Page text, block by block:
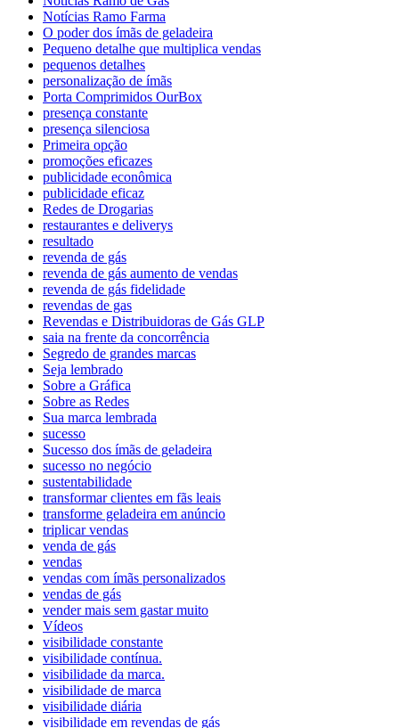
Notícias Ramo Farma
O poder dos ímãs de geladeira
Pequeno detalhe que multiplica vendas
pequenos detalhes
personalização de ímãs
Porta Comprimidos OurBox
presença constante
presença silenciosa
Primeira opção
promoções eficazes
publicidade econômica
publicidade eficaz
Redes de Drogarias
restaurantes e deliverys
resultado
revenda de gás
revenda de gás aumento de vendas
revenda de gás fidelidade
revendas de gas
Revendas e Distribuidoras de Gás GLP
saia na frente da concorrência
Segredo de grandes marcas
Seja lembrado
Sobre a Gráfica
Sobre as Redes
Sua marca lembrada
sucesso
Sucesso dos ímãs de geladeira
sucesso no negócio
sustentabilidade
transformar clientes em fãs leais
transforme geladeira em anúncio
triplicar vendas
venda de gás
vendas
vendas com ímãs personalizados
vendas de gás
vender mais sem gastar muito
Vídeos
visibilidade constante
visibilidade contínua.
visibilidade da marca.
visibilidade de marca
visibilidade diária
visibilidade em revendas de gás